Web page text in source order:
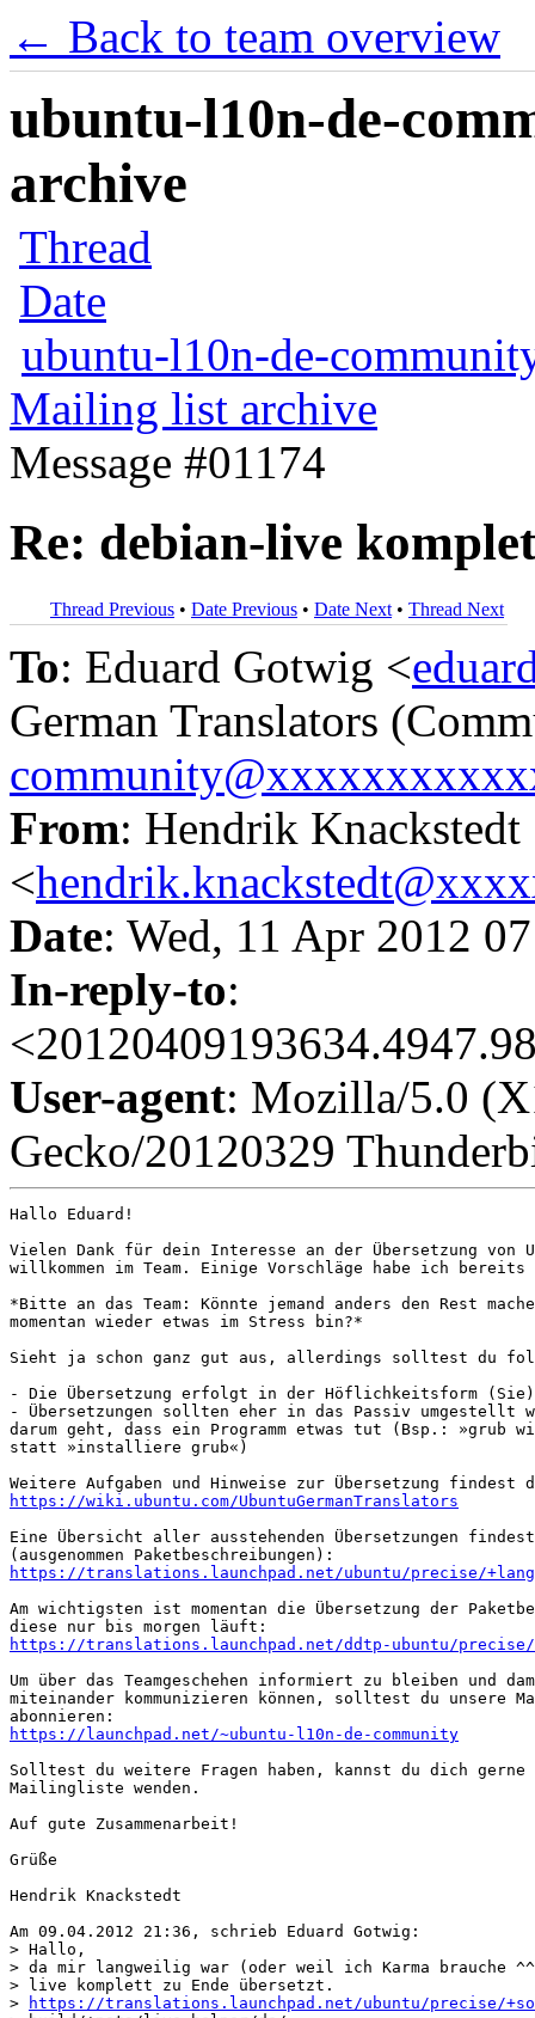
← Back to team overview
ubuntu-l10n-de-
archive
Thread
Date
ubuntu-l10n-de-
Mailing list archive
Message #01174
Re: debian-live
Thread Previous • Date Previous • Date Next • Thread Next
To: Eduard Gotwig <
German Translators
From: Hendrik Knackstedt
<
Date: Wed, 11 Apr 2012
In-reply-to:
User-agent: Mozilla/5.0
Gecko/20120329
Hallo Eduard!
Vielen Dank für dein Interesse an der Übersetzung von
willkommen im Team. Einige Vorschläge habe ich bereits
*Bitte an das Team: Könnte jemand anders den Rest
momentan wieder etwas im Stress bin?*
Sieht ja schon ganz gut aus, allerdings solltest du
- Die Übersetzung erfolgt in der Höflichkeitsform (Sie)
- Übersetzungen sollten eher in das Passiv umgestellt
darum geht, dass ein Programm etwas tut (Bsp.:
statt »installiere grub«)
https://wiki.ubuntu.com/UbuntuGermanTranslators
Eine Übersicht aller ausstehenden Übersetzungen
https://translations.launchpad.net/ubuntu/precise/
Am wichtigsten ist momentan die Übersetzung der
https://translations.launchpad.net/ddtp-ubuntu/precise/
Um über das Teamgeschehen informiert zu bleiben und
miteinander kommunizieren können, solltest du unsere
https://launchpad.net/~ubuntu-l10n-de-community
Solltest du weitere Fragen haben, kannst du dich gerne
Mailingliste wenden.
Auf gute Zusammenarbeit!
Grüße
Hendrik Knackstedt
Am 09.04.2012 21:36, schrieb Eduard Gotwig:
> Hallo,
> da mir langweilig war (oder weil ich Karma brauche
> live komplett zu Ende übersetzt.
>
https://translations.launchpad.net/ubuntu/precise/